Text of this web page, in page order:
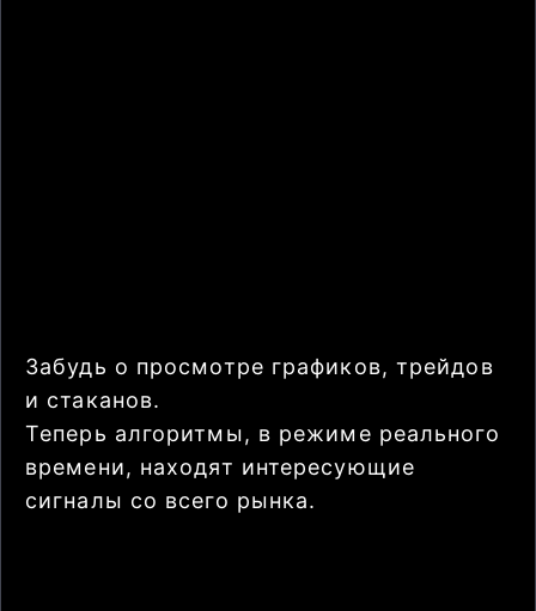
Забудь о просмотре графиков, трейдов
и стаканов.
Теперь алгоритмы, в режиме реального
времени, находят интересующие
сигналы со всего рынка.